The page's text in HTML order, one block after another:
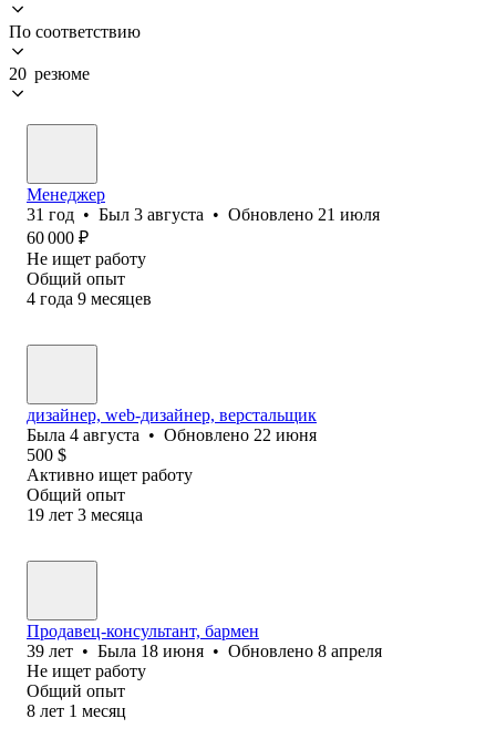
По соответствию
20 резюме
Менеджер
31 год • Был 3 августа • Обновлено 21 июля
60 000 ₽
Не ищет работу
Общий опыт
4 года 9 месяцев
дизайнер, web-дизайнер, верстальщик
Была 4 августа • Обновлено 22 июня
500 $
Активно ищет работу
Общий опыт
19 лет 3 месяца
Продавец-консультант, бармен
39 лет • Была 18 июня • Обновлено 8 апреля
Не ищет работу
Общий опыт
8 лет 1 месяц